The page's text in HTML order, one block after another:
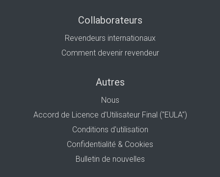
Collaborateurs
Revendeurs internationaux
Comment devenir revendeur
Autres
Nous
Accord de Licence d'Utilisateur Final ("EULA")
Conditions d'utilisation
Confidentialité & Cookies
Bulletin de nouvelles